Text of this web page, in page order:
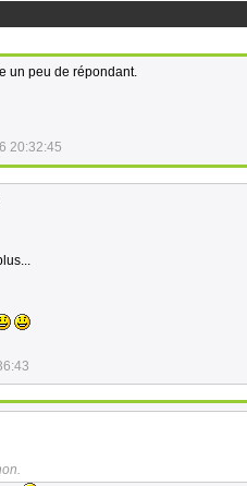
un peu de répondant.
20:32:45